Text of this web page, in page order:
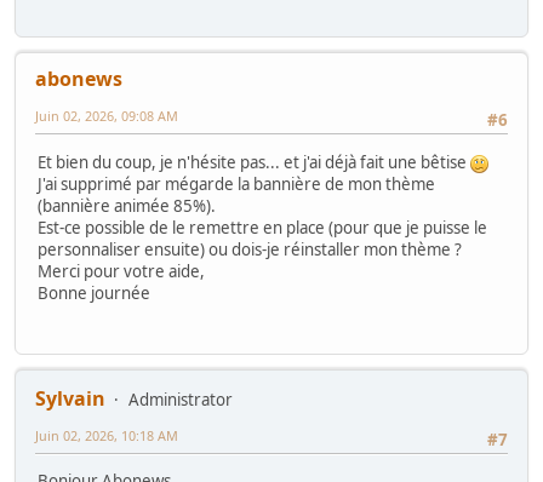
abonews
#6
Juin 02, 2026, 09:08 AM
Et bien du coup, je n'hésite pas... et j'ai déjà fait une bêtise
J'ai supprimé par mégarde la bannière de mon thème
(bannière animée 85%).
Est-ce possible de le remettre en place (pour que je puisse le
personnaliser ensuite) ou dois-je réinstaller mon thème ?
Merci pour votre aide,
Bonne journée
Sylvain
Administrator
#7
Juin 02, 2026, 10:18 AM